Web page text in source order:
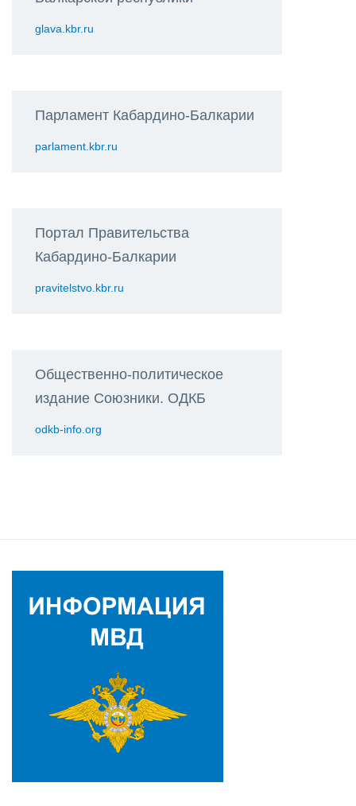
glava.kbr.ru
Парламент Кабардино-Балкарии
parlament.kbr.ru
Портал Правительства
Кабардино-Балкарии
pravitelstvo.kbr.ru
Общественно-политическое
издание Союзники. ОДКБ
odkb-info.org